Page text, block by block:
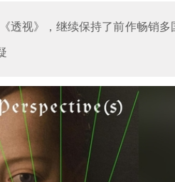
透视》，继续保持了前作畅销多